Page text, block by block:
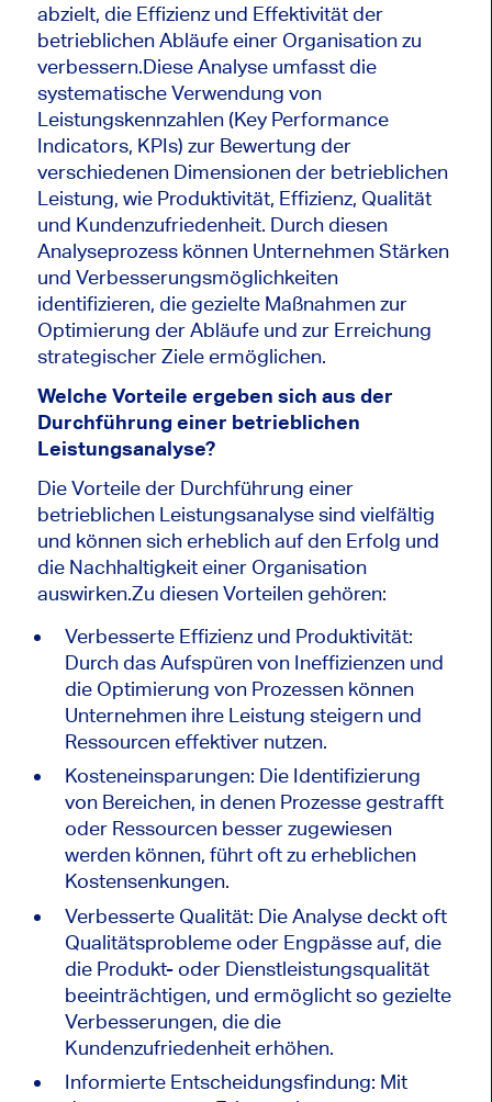
abzielt, die Effizienz und Effektivität der
betrieblichen Abläufe einer Organisation zu
verbessern.Diese Analyse umfasst die
systematische Verwendung von
Leistungskennzahlen (Key Performance
Indicators, KPIs) zur Bewertung der
verschiedenen Dimensionen der betrieblichen
Leistung, wie Produktivität, Effizienz, Qualität
und Kundenzufriedenheit. Durch diesen
Analyseprozess können Unternehmen Stärken
und Verbesserungsmöglichkeiten
identifizieren, die gezielte Maßnahmen zur
Optimierung der Abläufe und zur Erreichung
strategischer Ziele ermöglichen.
Welche Vorteile ergeben sich aus der
Durchführung einer betrieblichen
Leistungsanalyse?
Die Vorteile der Durchführung einer
betrieblichen Leistungsanalyse sind vielfältig
und können sich erheblich auf den Erfolg und
die Nachhaltigkeit einer Organisation
auswirken.Zu diesen Vorteilen gehören:
Verbesserte Effizienz und Produktivität:
Durch das Aufspüren von Ineffizienzen und
die Optimierung von Prozessen können
Unternehmen ihre Leistung steigern und
Ressourcen effektiver nutzen.
Kosteneinsparungen: Die Identifizierung
von Bereichen, in denen Prozesse gestrafft
oder Ressourcen besser zugewiesen
werden können, führt oft zu erheblichen
Kostensenkungen.
Verbesserte Qualität: Die Analyse deckt oft
Qualitätsprobleme oder Engpässe auf, die
die Produkt- oder Dienstleistungsqualität
beeinträchtigen, und ermöglicht so gezielte
Verbesserungen, die die
Kundenzufriedenheit erhöhen.
Informierte Entscheidungsfindung: Mit